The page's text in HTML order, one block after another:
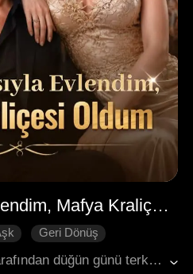
Ex'in Babasıyla Evlendim, Mafya Kraliçesi Oldum
Geri Dönüş
Isabella, nişanlısı Alex tarafından düğün günü terk edilir. Gururunu kurtarmak ve intikam almak için Alex'in babası Damien ile evlenir - mafyanın en kudretli lideri. Evlilikten sonra, keskin zekası ve artan etkisiyle, eski nişanlısını yerle bir ederek ona hak ettiği dersi verir, annesinin çalınan servetini geri alır, aile içindeki hainlikleri ve entrikaları ezip geçer ve terk edilmiş bir gelinken mafya kraliçesine dönüşür. Bu süreçte, Damien ile yaptığı soğuk bir sözleşmeli evlilik, zamanla gerçek bir şeye, durdurulamaz ve tutku dolu bir aşka dönüşür.